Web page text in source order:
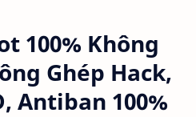
100% Không
Ghép Hack,
Antiban 100%